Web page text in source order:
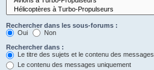
Rechercher dans les sous-forums :
Oui
Non
Rechercher dans :
Le titre des sujets et le contenu des messages
Le contenu des messages uniquement